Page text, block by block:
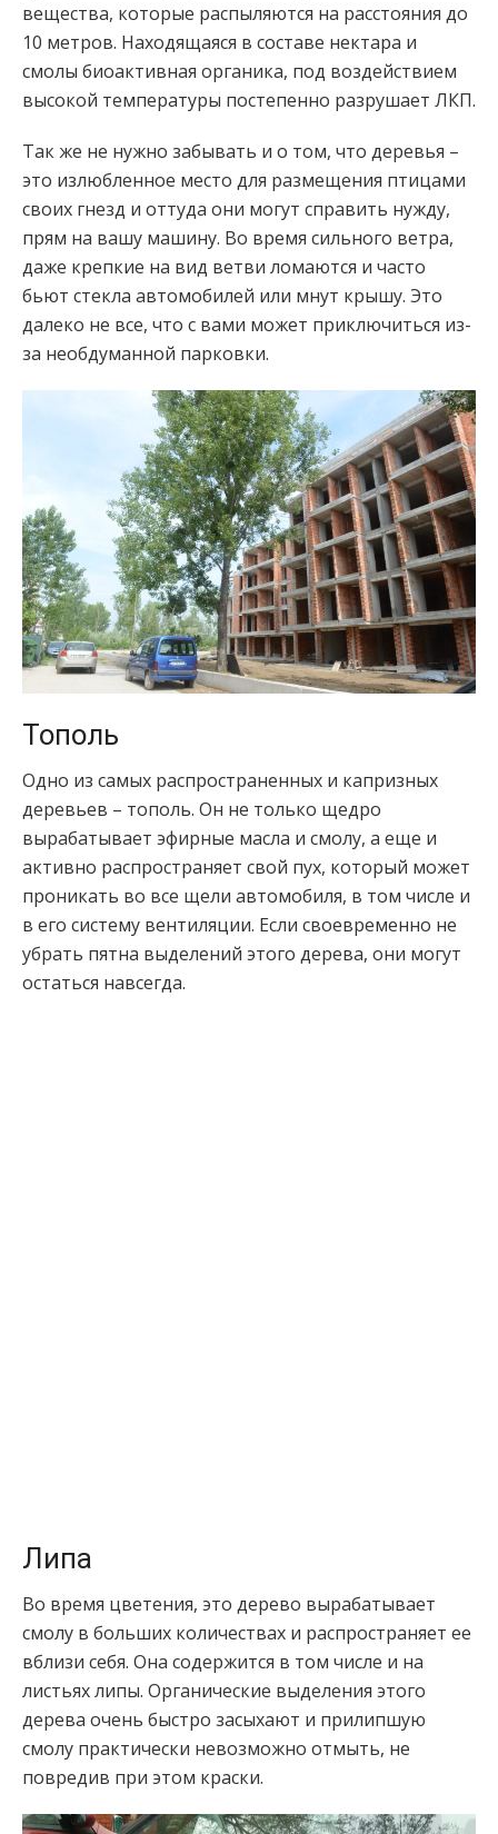
вещества, которые распыляются на расстояния до
10 метров. Находящаяся в составе нектара и
смолы биоактивная органика, под воздействием
высокой температуры постепенно разрушает ЛКП.
Так же не нужно забывать и о том, что деревья –
это излюбленное место для размещения птицами
своих гнезд и оттуда они могут справить нужду,
прям на вашу машину. Во время сильного ветра,
даже крепкие на вид ветви ломаются и часто
бьют стекла автомобилей или мнут крышу. Это
далеко не все, что с вами может приключиться из-
за необдуманной парковки.
Тополь
Одно из самых распространенных и капризных
деревьев – тополь. Он не только щедро
вырабатывает эфирные масла и смолу, а еще и
активно распространяет свой пух, который может
проникать во все щели автомобиля, в том числе и
в его систему вентиляции. Если своевременно не
убрать пятна выделений этого дерева, они могут
остаться навсегда.
Липа
Во время цветения, это дерево вырабатывает
смолу в больших количествах и распространяет ее
вблизи себя. Она содержится в том числе и на
листьях липы. Органические выделения этого
дерева очень быстро засыхают и прилипшую
смолу практически невозможно отмыть, не
повредив при этом краски.